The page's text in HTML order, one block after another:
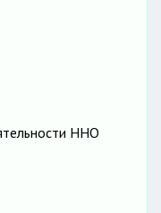
ННО